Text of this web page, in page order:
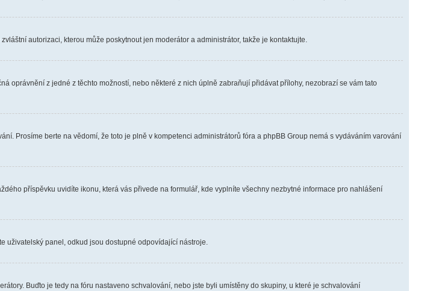
autorizaci, kterou může poskytnout jen moderátor a administrátor, takže je kontaktujte.
oprávnění z jedné z těchto možností, nebo některé z nich úplně zabraňují přidávat přílohy, nezobrazí se vám tato
Prosíme berte na vědomí, že toto je plně v kompetenci administrátorů fóra a phpBB Group nemá s vydáváním varování
příspěvku uvidíte ikonu, která vás přivede na formulář, kde vyplníte všechny nezbytné informace pro nahlášení
uživatelský panel, odkud jsou dostupné odpovídající nástroje.
Buďto je tedy na fóru nastaveno schvalování, nebo jste byli umístěny do skupiny, u které je schvalování